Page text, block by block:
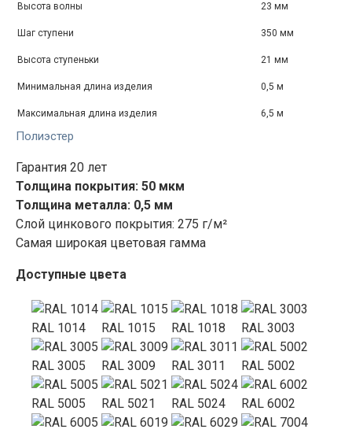
Высота волны 23 мм
Шаг ступени 350 мм
Высота ступеньки 21 мм
Минимальная длина изделия 0,5 м
Максимальная длина изделия 6,5 м
Полиэстер
Гарантия 20 лет
Толщина покрытия: 50 мкм
Толщина металла: 0,5 мм
Слой цинкового покрытия: 275 г/м²
Самая широкая цветовая гамма
Доступные цвета
RAL 1014 RAL 1015 RAL 1018 RAL 3003
RAL 3005 RAL 3009 RAL 3011 RAL 5002
RAL 5005 RAL 5021 RAL 5024 RAL 6002